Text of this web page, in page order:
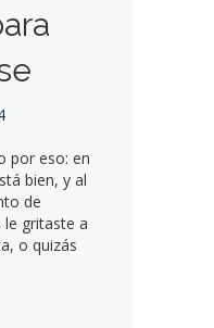
por eso: en
bien, y al
de
le gritaste a
o quizás